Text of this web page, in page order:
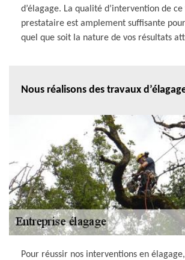
d’élagage. La qualité d’intervention de
prestataire est amplement suffisante
quel que soit la nature de vos résultats
Nous réalisons des travaux
Pour réussir nos interventions en